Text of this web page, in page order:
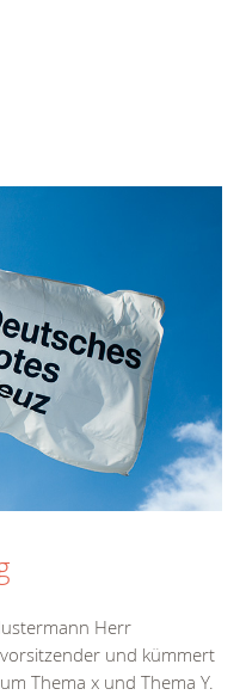
Herr
und kümmert
Thema x und Thema Y.